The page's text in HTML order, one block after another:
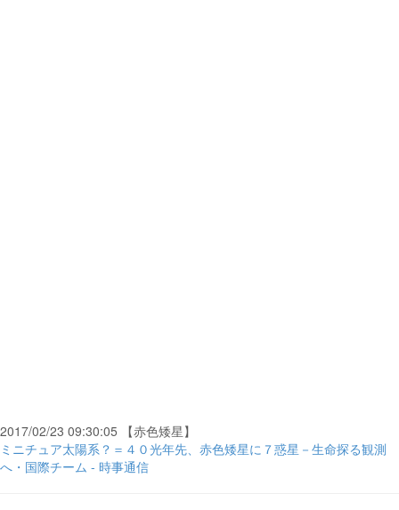
2017/02/23 09:30:05 【赤色矮星】
ミニチュア太陽系？＝４０光年先、赤色矮星に７惑星－生命探る観測
へ・国際チーム - 時事通信